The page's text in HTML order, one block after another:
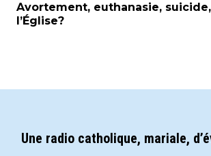
Avortement, euthanasie,
l’Église?
Une radio catholique, mariale,